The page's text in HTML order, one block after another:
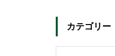
カテゴリー